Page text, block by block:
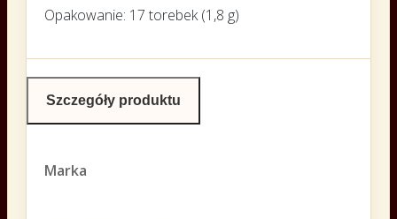
Opakowanie: 17 torebek (1,8 g)
Szczegóły produktu
Marka